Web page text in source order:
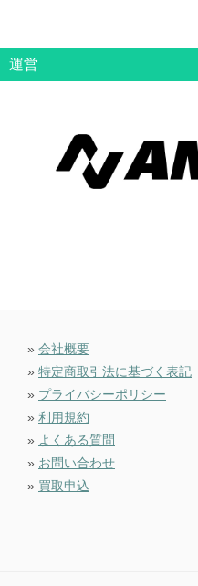
運営
» 会社概要
» 特定商取引法に基づく表記
» プライバシーポリシー
» 利用規約
» よくある質問
» お問い合わせ
» 買取申込